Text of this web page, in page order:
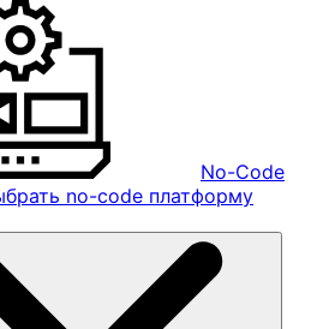
No-Code
no-code платформу